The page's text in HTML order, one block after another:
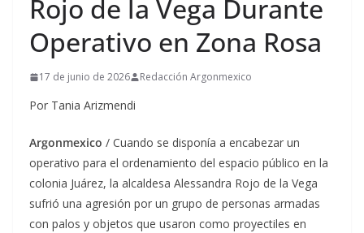
Rojo de la Vega Durante
Operativo en Zona Rosa
17 de junio de 2026 Redacción Argonmexico
Por Tania Arizmendi
Argonmexico / Cuando se disponía a encabezar un
operativo para el ordenamiento del espacio público en la
colonia Juárez, la alcaldesa Alessandra Rojo de la Vega
sufrió una agresión por un grupo de personas armadas
con palos y objetos que usaron como proyectiles en